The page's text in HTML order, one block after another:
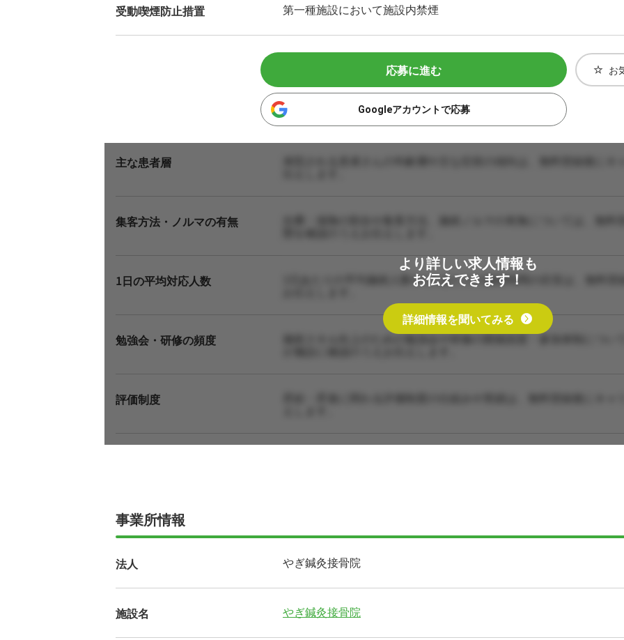
受動喫煙防止措置 第一種施設において施設内禁煙
応募に進む
Googleアカウントで応募
お
主な患者層 来院される患者さんの年齢層や主な症状の傾向は、無料登録後に
集客方法・ノルマの有無 自費・保険の割合や集客方法、施術ノルマの有無については、無
1日の平均対応人数 1日あたりの平均施術人数や1人あたりの施術時間の目安は、無料
勉強会・研修の頻度 施術スキル向上のための勉強会や研修の開催頻度・参加体制につ
評価制度
より詳しい求人情報も
お伝えできます！
詳細情報を聞いてみる
事業所情報
法人 やぎ鍼灸接骨院
施設名 やぎ鍼灸接骨院